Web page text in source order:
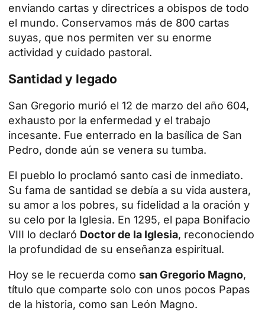
enviando cartas y directrices a obispos de todo
el mundo. Conservamos más de 800 cartas
suyas, que nos permiten ver su enorme
actividad y cuidado pastoral.
Santidad y legado
San Gregorio murió el 12 de marzo del año 604,
exhausto por la enfermedad y el trabajo
incesante. Fue enterrado en la basílica de San
Pedro, donde aún se venera su tumba.
El pueblo lo proclamó santo casi de inmediato.
Su fama de santidad se debía a su vida austera,
su amor a los pobres, su fidelidad a la oración y
su celo por la Iglesia. En 1295, el papa Bonifacio
VIII lo declaró Doctor de la Iglesia, reconociendo
la profundidad de su enseñanza espiritual.
Hoy se le recuerda como san Gregorio Magno,
título que comparte solo con unos pocos Papas
de la historia, como san León Magno.